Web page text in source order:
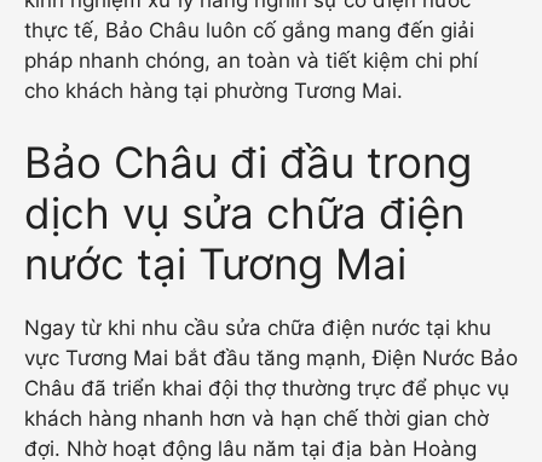
thực tế, Bảo Châu luôn cố gắng mang đến giải
pháp nhanh chóng, an toàn và tiết kiệm chi phí
cho khách hàng tại phường Tương Mai.
Bảo Châu đi đầu trong
dịch vụ sửa chữa điện
nước tại Tương Mai
Ngay từ khi nhu cầu sửa chữa điện nước tại khu
vực Tương Mai bắt đầu tăng mạnh, Điện Nước Bảo
Châu đã triển khai đội thợ thường trực để phục vụ
khách hàng nhanh hơn và hạn chế thời gian chờ
đợi. Nhờ hoạt động lâu năm tại địa bàn Hoàng